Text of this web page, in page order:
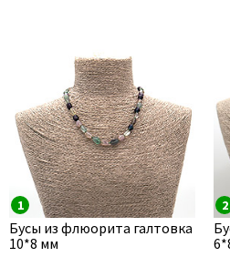
1
Бусы из флюорита галтовка
10*8 мм
2